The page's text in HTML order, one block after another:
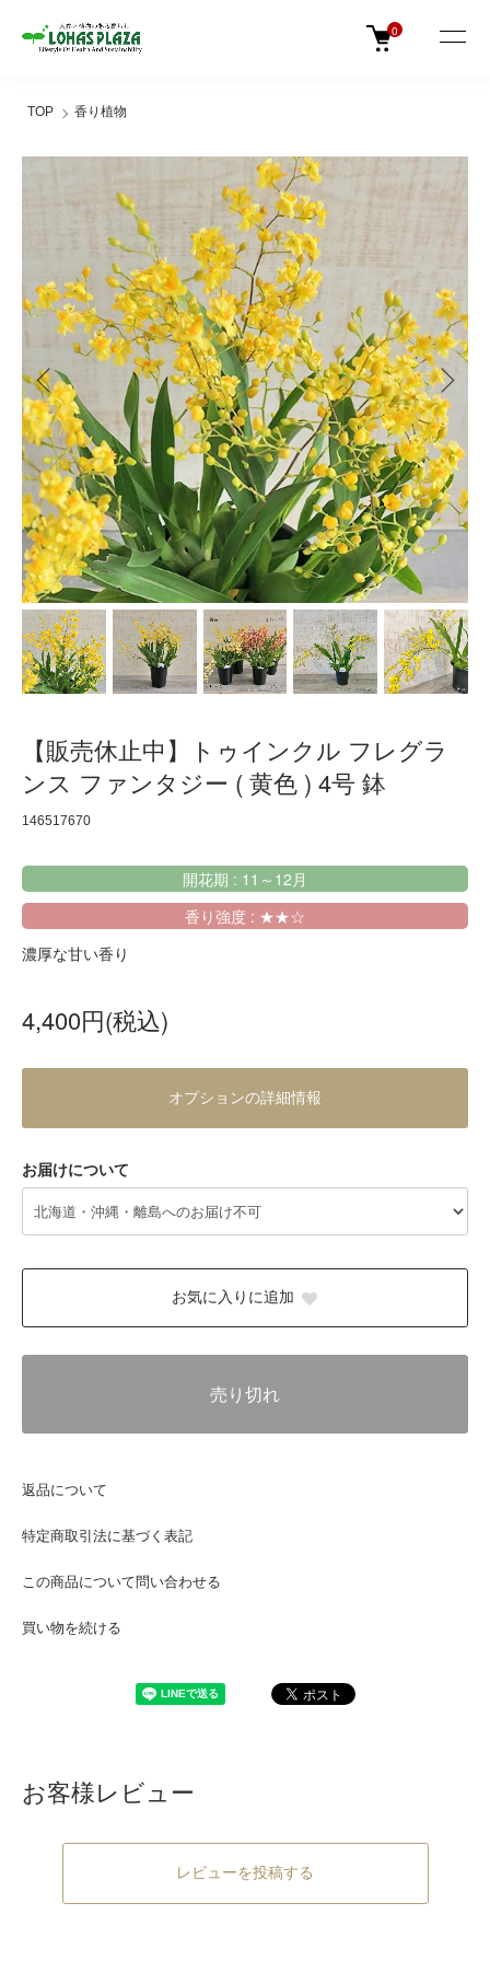
0
TOP 香り植物
【販売休止中】トゥインクル フレグラ
ンス ファンタジー ( 黄色 ) 4号 鉢
146517670
開花期 : 11～12月
香り強度 : ★★☆
濃厚な甘い香り
4,400円(税込)
オプションの詳細情報
お届けについて
お気に入りに追加
売り切れ
返品について
特定商取引法に基づく表記
この商品について問い合わせる
買い物を続ける
お客様レビュー
レビューを投稿する